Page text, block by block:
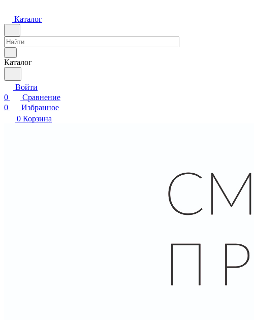
Каталог
Каталог
Войти
0
Сравнение
0
Избранное
0 Корзина